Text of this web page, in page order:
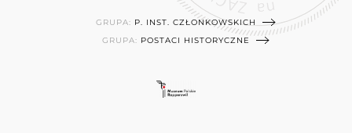
GRUPA: P. INST. CZŁONKOWSKICH
GRUPA: POSTACI HISTORYCZNE